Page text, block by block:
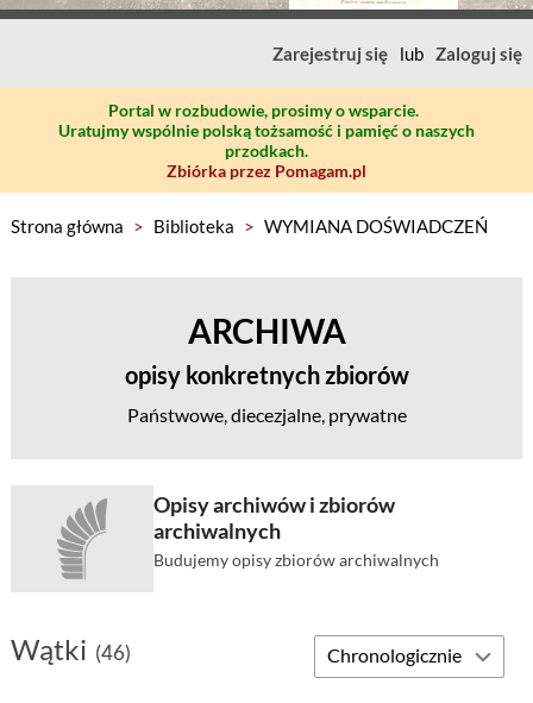
Zarejestruj się lub Zaloguj się
Portal w rozbudowie, prosimy o wsparcie.
Uratujmy wspólnie polską tożsamość i pamięć o naszych
przodkach.
Zbiórka przez Pomagam.pl
Strona główna > Biblioteka > WYMIANA DOŚWIADCZEŃ
ARCHIWA
opisy konkretnych zbiorów
Państwowe, diecezjalne, prywatne
Opisy archiwów i zbiorów
archiwalnych
Budujemy opisy zbiorów archiwalnych
Wątki (46)